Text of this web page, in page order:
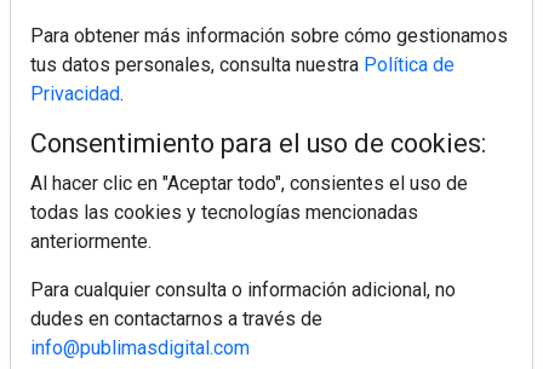
Regístrate y accede a contenidos
exclusivos
Para obtener más información sobre cómo gestionamos
tus datos personales, consulta nuestra Política de
Privacidad.
Consentimiento para el uso de cookies:
Al hacer clic en "Aceptar todo", consientes el uso de
todas las cookies y tecnologías mencionadas
anteriormente.
Para cualquier consulta o información adicional, no
dudes en contactarnos a través de
info@publimasdigital.com